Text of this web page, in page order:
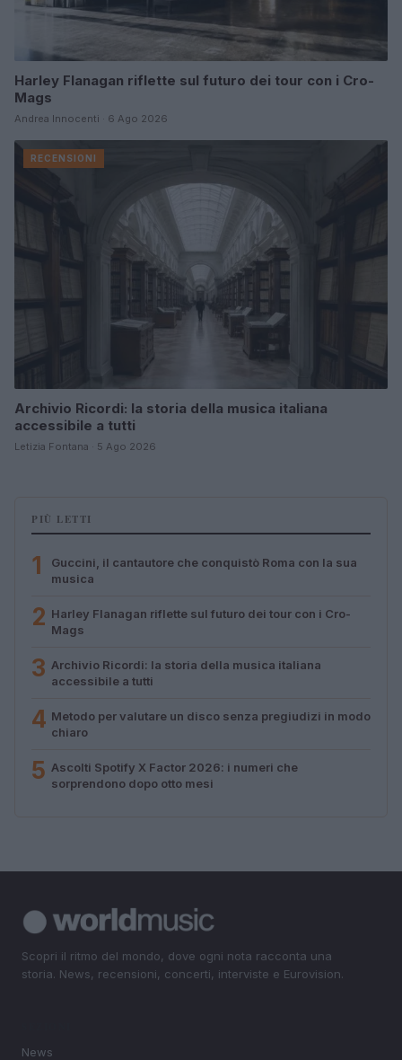
Harley Flanagan riflette sul futuro dei tour con i Cro-
Mags
Andrea Innocenti · 6 Ago 2026
RECENSIONI
Archivio Ricordi: la storia della musica italiana
accessibile a tutti
Letizia Fontana · 5 Ago 2026
PIÙ LETTI
1
Guccini, il cantautore che conquistò Roma con la sua
musica
2 Harley Flanagan riflette sul futuro dei tour con i Cro-
Mags
3 Archivio Ricordi: la storia della musica italiana
accessibile a tutti
4 Metodo per valutare un disco senza pregiudizi in modo
chiaro
5 Ascolti Spotify X Factor 2026: i numeri che
sorprendono dopo otto mesi
Scopri il ritmo del mondo, dove ogni nota racconta una
storia. News, recensioni, concerti, interviste e Eurovision.
News